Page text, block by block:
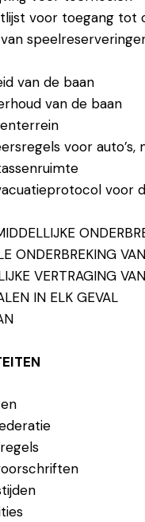
voor toegang tot
van de baan
van de baan
voor
voor
ONDERBREKING
VERTRAGING
IN ELK GEVAL